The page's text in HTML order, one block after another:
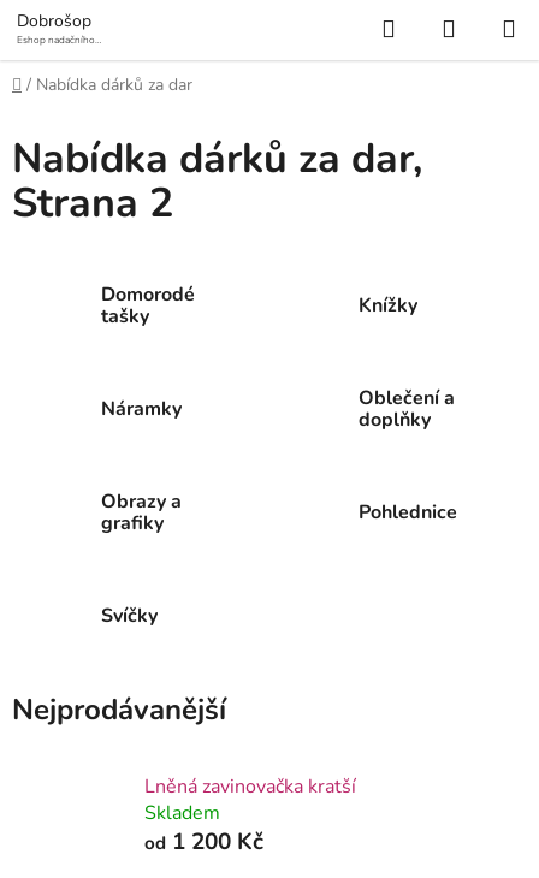
Přejít
na
obsah
Dobrošop
Eshop nadačního
prameny
Hledat
KOŠÍK
Domů
/ Nabídka dárků za dar
Nabídka dárků za dar,
Strana 2
Domorodé
tašky
Knížky
Náramky
Oblečení a
doplňky
Obrazy a
grafiky
Pohlednice
Svíčky
Nejprodávanější
Lněná zavinovačka kratší
Skladem
od 1 200 Kč